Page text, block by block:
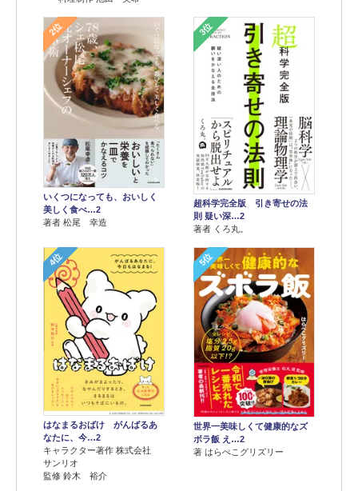
2位
いくつになっても、おいしく
美しく食べ…2
著者 松尾 幸造
3位
超科学完全版 引き寄せの法
則 疑い深…2
著者 くろ丸。
4位
はなまるおばけ がんばるあ
なたに、今…2
キャラクター著作 株式会社
サンリオ
監修 鈴木 裕介
5位
世界一美味しくて健康的なズ
ボラ飯 え…2
著 はらぺこグリズリー